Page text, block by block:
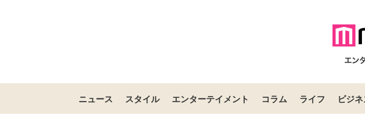
ニュース スタイル エンターテイメント コラム ライフ ビジ